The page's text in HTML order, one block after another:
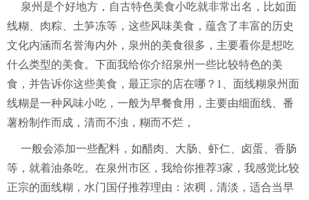
泉州是个好地方，自古特色美食小吃就非常出名，比如面
线糊、肉粽、土笋冻等，这些风味美食，蕴含了丰富的历史
文化内涵而名誉海内外，泉州的美食很多，主要看你是想吃
什么类型的美食。下面我给你介绍泉州一些比较特色的美
食，并告诉你这些美食，最正宗的店在哪？1、面线糊泉州面
线糊是一种风味小吃，一般为早餐食用，主要由细面线、番
薯粉制作而成，清而不浊，糊而不烂，
一般会添加一些配料，如醋肉、大肠、虾仁、卤蛋、香肠
等，就着油条吃。在泉州市区，我给你推荐3家，我感觉比较
正宗的面线糊，水门国仔推荐理由：浓稠，清淡，适合当早